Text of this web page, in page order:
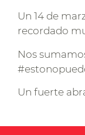
Un 14 de
recordado
Nos
Un fuerte